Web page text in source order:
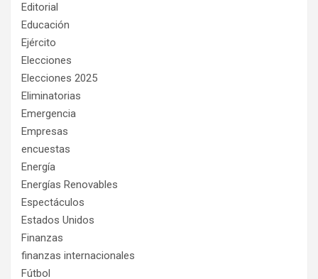
Editorial
Educación
Ejército
Elecciones
Elecciones 2025
Eliminatorias
Emergencia
Empresas
encuestas
Energía
Energías Renovables
Espectáculos
Estados Unidos
Finanzas
finanzas internacionales
Fútbol